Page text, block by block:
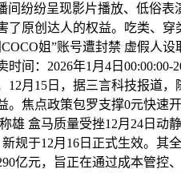
间纷纷呈现影片播放、低俗
了原创达人的权益。吃类、
姐”账号遭封禁 虚假人
时间：2026年1月4日
12月15日，据三言科技报道
。焦点政策包罗支撑0元快速
雄 盒马质量受挫12月24日
规于12月16日正式生效。其
亿元，旨正在通过成本管控